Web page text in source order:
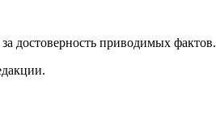
достоверность приводимых фактов.